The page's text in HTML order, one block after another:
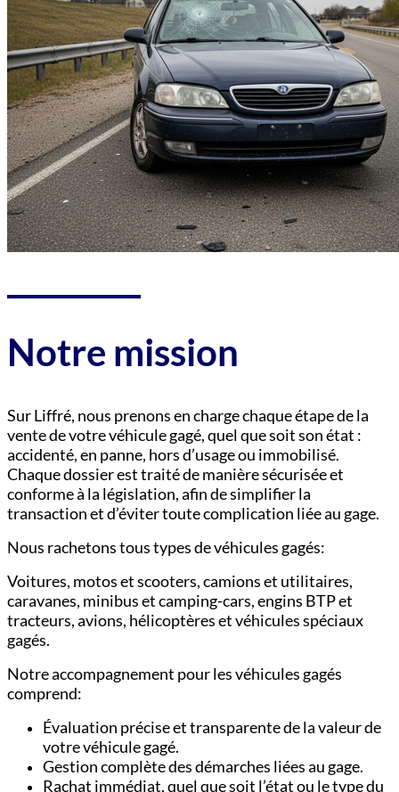
Notre mission
Sur Liffré, nous prenons en charge chaque étape de la
vente de votre véhicule gagé, quel que soit son état :
accidenté, en panne, hors d’usage ou immobilisé.
Chaque dossier est traité de manière sécurisée et
conforme à la législation, afin de simplifier la
transaction et d’éviter toute complication liée au gage.
Nous rachetons tous types de véhicules gagés:
Voitures, motos et scooters,camions et utilitaires,
caravanes, minibus et camping-cars,engins BTP et
tracteurs,avions, hélicoptères et véhicules spéciaux
gagés.
Notre accompagnement pour les véhicules gagés
comprend:
Évaluation précise et transparente de la valeur de
votre véhicule gagé.
Gestion complète des démarches liées au gage.
Rachat immédiat, quel que soit l’état ou le type du